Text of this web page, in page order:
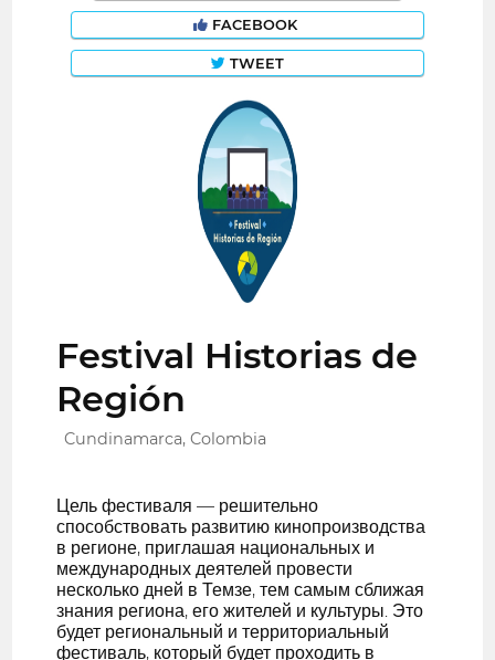
FACEBOOK
TWEET
Festival Historias de
Región
Cundinamarca, Colombia
Цель фестиваля — решительно
способствовать развитию кинопроизводства
в регионе, приглашая национальных и
международных деятелей провести
несколько дней в Темзе, тем самым сближая
знания региона, его жителей и культуры. Это
будет региональный и территориальный
фестиваль, который будет проходить в